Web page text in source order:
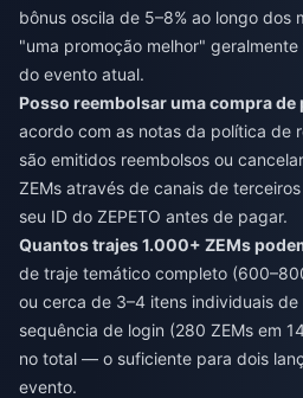
bônus oscila de 5–8% ao longo dos
"uma promoção melhor"
do evento atual.
Posso reembolsar uma compra de
acordo com as notas da política de
são emitidos reembolsos ou
ZEMs através de canais de
seu ID do ZEPETO antes de pagar.
Quantos trajes 1.000+ ZEMs
de traje temático completo
ou cerca de 3–4 itens individuais
sequência de login (280 ZEMs em
no total — o suficiente para dois
evento.